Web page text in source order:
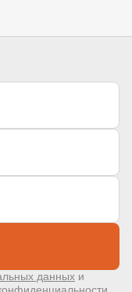
данных и